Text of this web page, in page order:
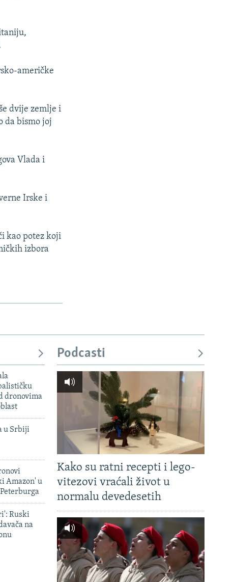
američke
dvije zemlje i
da bismo joj
Vlada i
Irske i
kao potez koji
izbora
dronovima
u Srbiji
Amazon' u
Ruski
na
Podcasti
Kako su ratni recepti i lego-
vitezovi vraćali život u
normalu devedesetih